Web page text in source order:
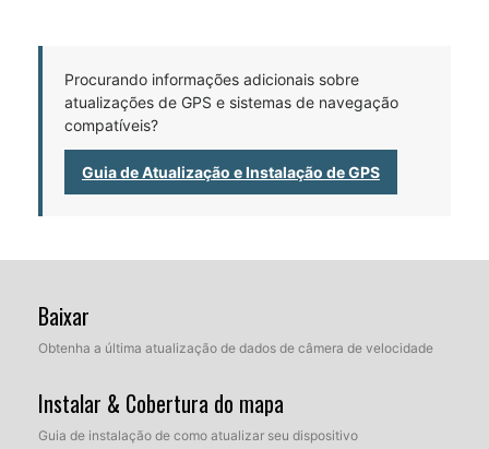
Procurando informações adicionais sobre
atualizações de GPS e sistemas de navegação
compatíveis?
Guia de Atualização e Instalação de GPS
Baixar
Obtenha a última atualização de dados de câmera de velocidade
Instalar & Cobertura do mapa
Guia de instalação de como atualizar seu dispositivo